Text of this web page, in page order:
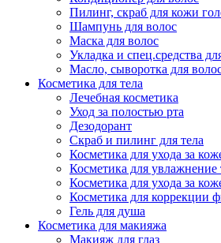
Пилинг, скраб для кожи
Шампунь для волос
Маска для волос
Укладка и спец.средства
Масло, сыворотка для
Косметика для тела
Лечебная косметика
Уход за полостью рта
Дезодорант
Скраб и пилинг для тела
Косметика для ухода за
Косметика для увлажнение
Косметика для ухода за
Косметика для коррекции
Гель для душа
Косметика для макияжа
Макияж для глаз